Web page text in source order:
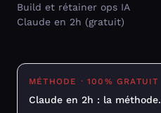
Build et rétainer ops IA
Claude en 2h (gratuit)
MÉTHODE · 100% GRATUIT
Claude en 2h : la méthode.